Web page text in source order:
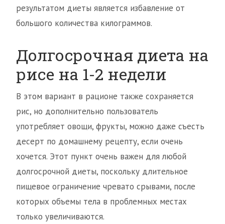
результатом диеты является избавление от
большого количества килограммов.
Долгосрочная диета на
рисе на 1-2 недели
В этом вариант в рационе также сохраняется
рис, но дополнительно пользователь
употребляет овощи, фрукты, можно даже съесть
десерт по домашнему рецепту, если очень
хочется. Этот пункт очень важен для любой
долгосрочной диеты, поскольку длительное
пищевое ограничение чревато срывами, после
которых объемы тела в проблемных местах
только увеличиваются.